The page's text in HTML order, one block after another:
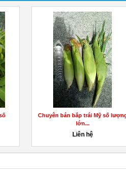
Chuyên bán bắp trái Mỹ số
lớn...
Liên hệ